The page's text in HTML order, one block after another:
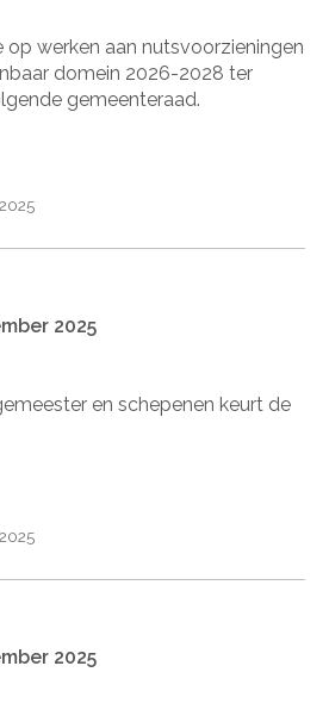
werken aan nutsvoorzieningen
domein 2026-2028 ter
gemeenteraad.
2025
en schepenen keurt de
2025